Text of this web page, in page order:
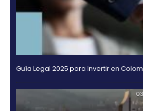
Entre los mercados que la
incrementar los negocios de
economías emergentes de
Singapur, China, India, Brasil,
lograr una verdadera
comunidad suscriptora.